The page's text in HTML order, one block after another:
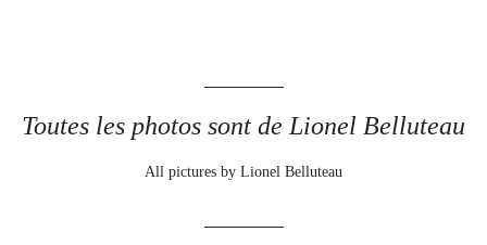
Toutes les photos sont de Lionel Belluteau
All pictures by Lionel Belluteau